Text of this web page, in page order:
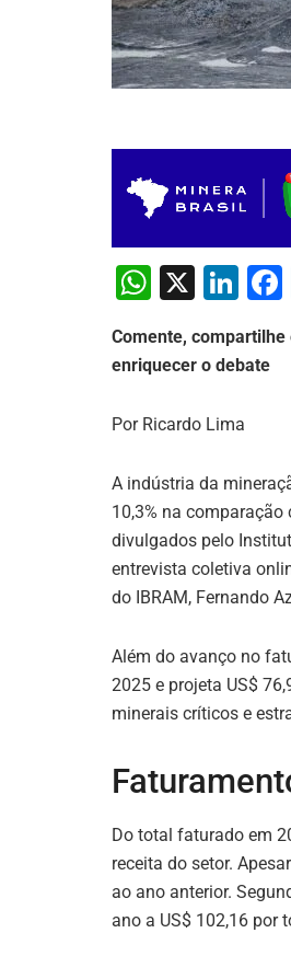
W
at
s
A
p
X
Li
k
dI
Comente,
enriquecer o debate
Por Ricardo Lima
A indústria da
10,3% na
divulgados pelo
entrevista coletiva
do IBRAM, Fernando
Além do avanço no
2025 e projeta US$
minerais críticos e
Do total faturado em
receita do setor.
ao ano anterior.
ano a US$ 102,16 por